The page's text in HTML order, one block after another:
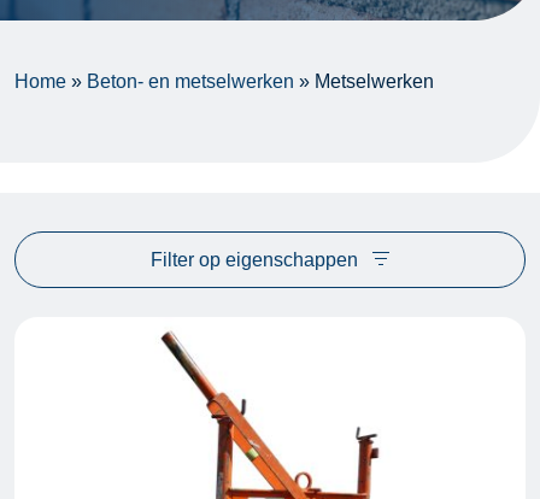
Home » Beton- en metselwerken » Metselwerken
Filter op eigenschappen